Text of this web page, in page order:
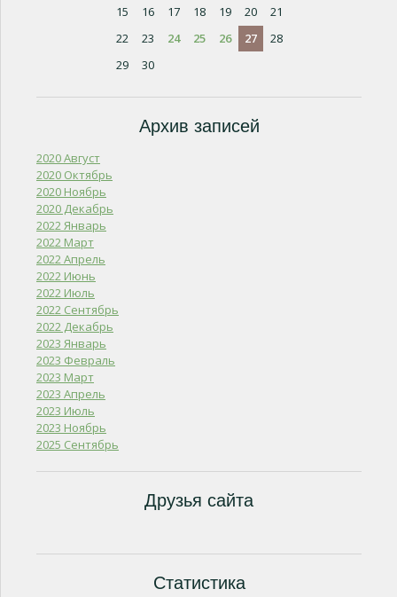
15
16 17 18 19 20
21
22
23 24 25 26 27
28
29
30
Архив записей
2020 Август
2020 Октябрь
2020 Ноябрь
2020 Декабрь
2022 Январь
2022 Март
2022 Апрель
2022 Июнь
2022 Июль
2022 Сентябрь
2022 Декабрь
2023 Январь
2023 Февраль
2023 Март
2023 Апрель
2023 Июль
2023 Ноябрь
2025 Сентябрь
Друзья сайта
Статистика